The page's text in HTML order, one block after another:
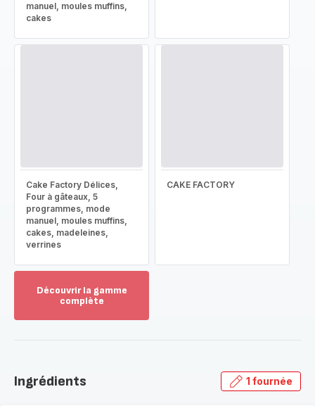
manuel, moules muffins,
cakes
Cake Factory Délices,
Four à gâteaux, 5
programmes, mode
manuel, moules muffins,
cakes, madeleines,
verrines
CAKE FACTORY
Découvrir la gamme
complète
gamme
Ingrédients 1 fournée